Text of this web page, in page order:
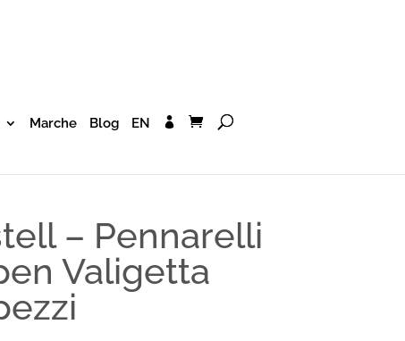
Marche Blog EN
– Pennarelli
Valigetta